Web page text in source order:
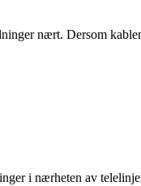
nært. Dersom
i nærheten av